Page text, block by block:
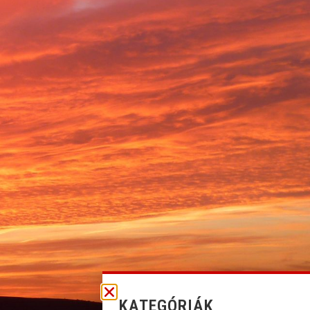
KATEGÓRIÁK